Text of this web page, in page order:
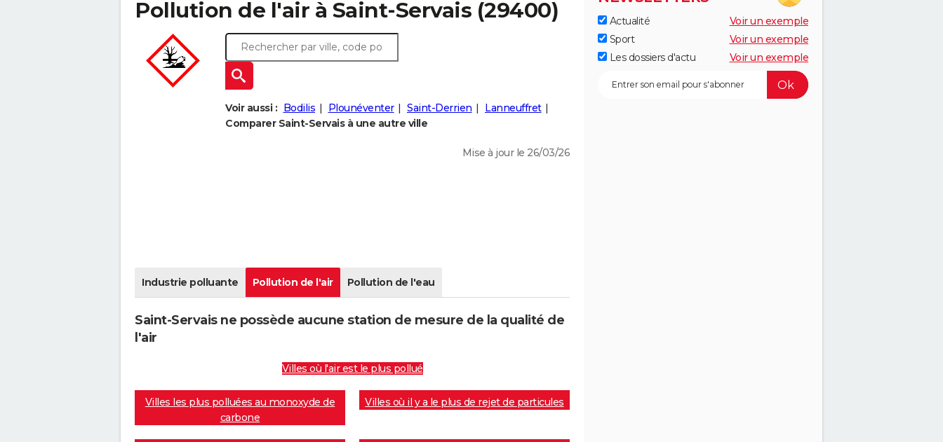
Pollution de l'air à Saint-Servais (29400)
Voir aussi : Bodilis Plounéventer Saint-Derrien
Lanneuffret
Comparer Saint-Servais à une autre ville
Mise à jour le 26/03/26
Industrie polluante Pollution de l'air Pollution de l'eau
Saint-Servais ne possède aucune station de mesure de la qualité de
l'air
Villes où l'air est le plus pollué
Villes les plus polluées au monoxyde de
carbone
Villes où il y a le plus de rejet de particules
Actualité
Voir un exemple
Sport
Voir un exemple
Les dossiers d'actu
Voir un exemple